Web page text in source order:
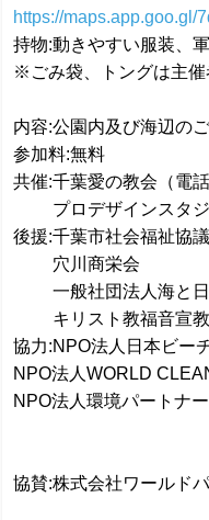
https://maps.app.goo.gl/
持物:動きやすい服装、
※ごみ袋、トングは主催
内容:公園内及び海辺の
参加料:無料
共催:千葉愛の教会（電
プロデザインスタ
後援:千葉市社会福祉協議
穴川商栄会
一般社団法人海と日
キリスト教福音宣
協力:NPO法人日本ビー
NPO法人WORLD
NPO法人環境パートナ
協賛:株式会社ワールド